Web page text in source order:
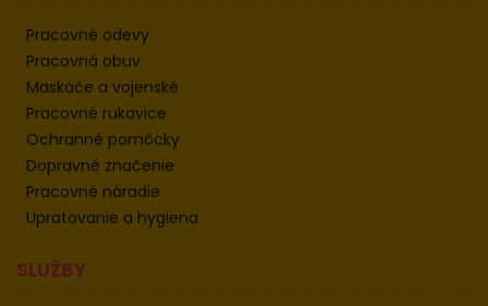
Pracovné odevy
Pracovná obuv
Maskáče a vojenské
Pracovné rukavice
Ochranné pomôcky
Dopravné značenie
Pracovné náradie
Upratovanie a hygiena
SLUŽBY